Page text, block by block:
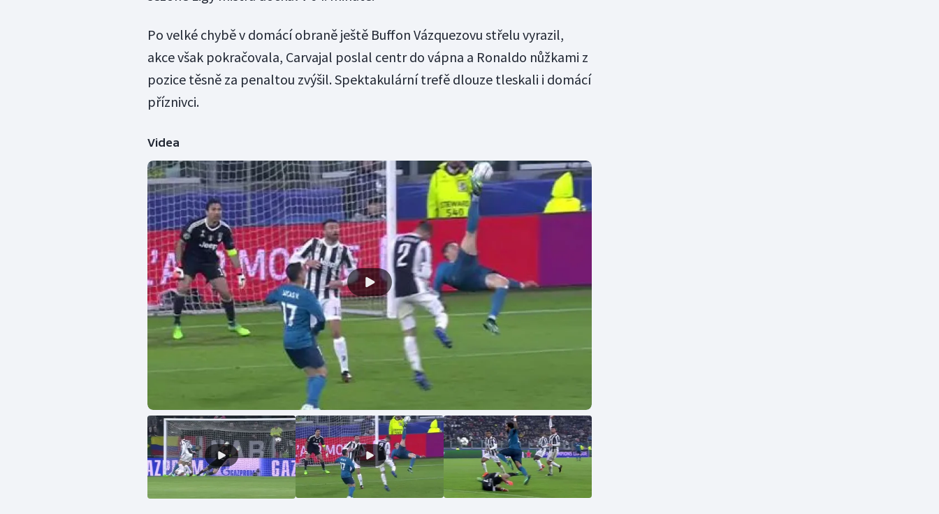
Po velké chybě v domácí obraně ještě Buffon Vázquezovu střelu vyrazil,
akce však pokračovala, Carvajal poslal centr do vápna a Ronaldo nůžkami z
pozice těsně za penaltou zvýšil. Spektakulární trefě dlouze tleskali i domácí
příznivci.
Videa